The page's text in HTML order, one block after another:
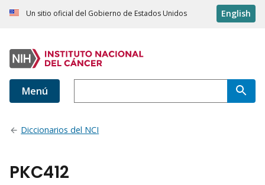
Un sitio oficial del Gobierno de Estados Unidos English
Menú
Diccionarios del NCI
PKC412